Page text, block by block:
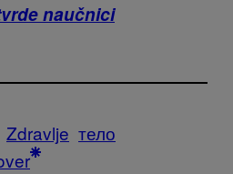
naučnici
Zdravlje тело